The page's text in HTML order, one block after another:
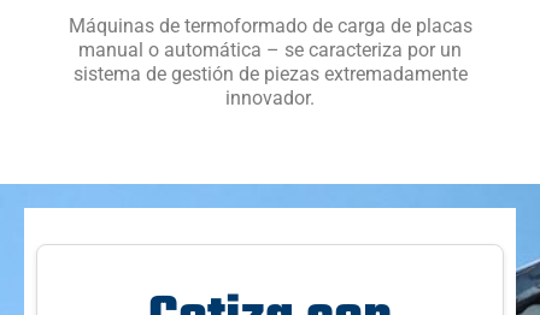
Máquinas de termoformado de carga de placas
manual o automática – se caracteriza por un
sistema de gestión de piezas extremadamente
innovador.